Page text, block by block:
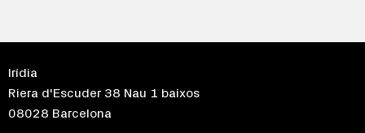
Irídia
Riera d'Escuder 38 Nau 1 baixos
08028 Barcelona